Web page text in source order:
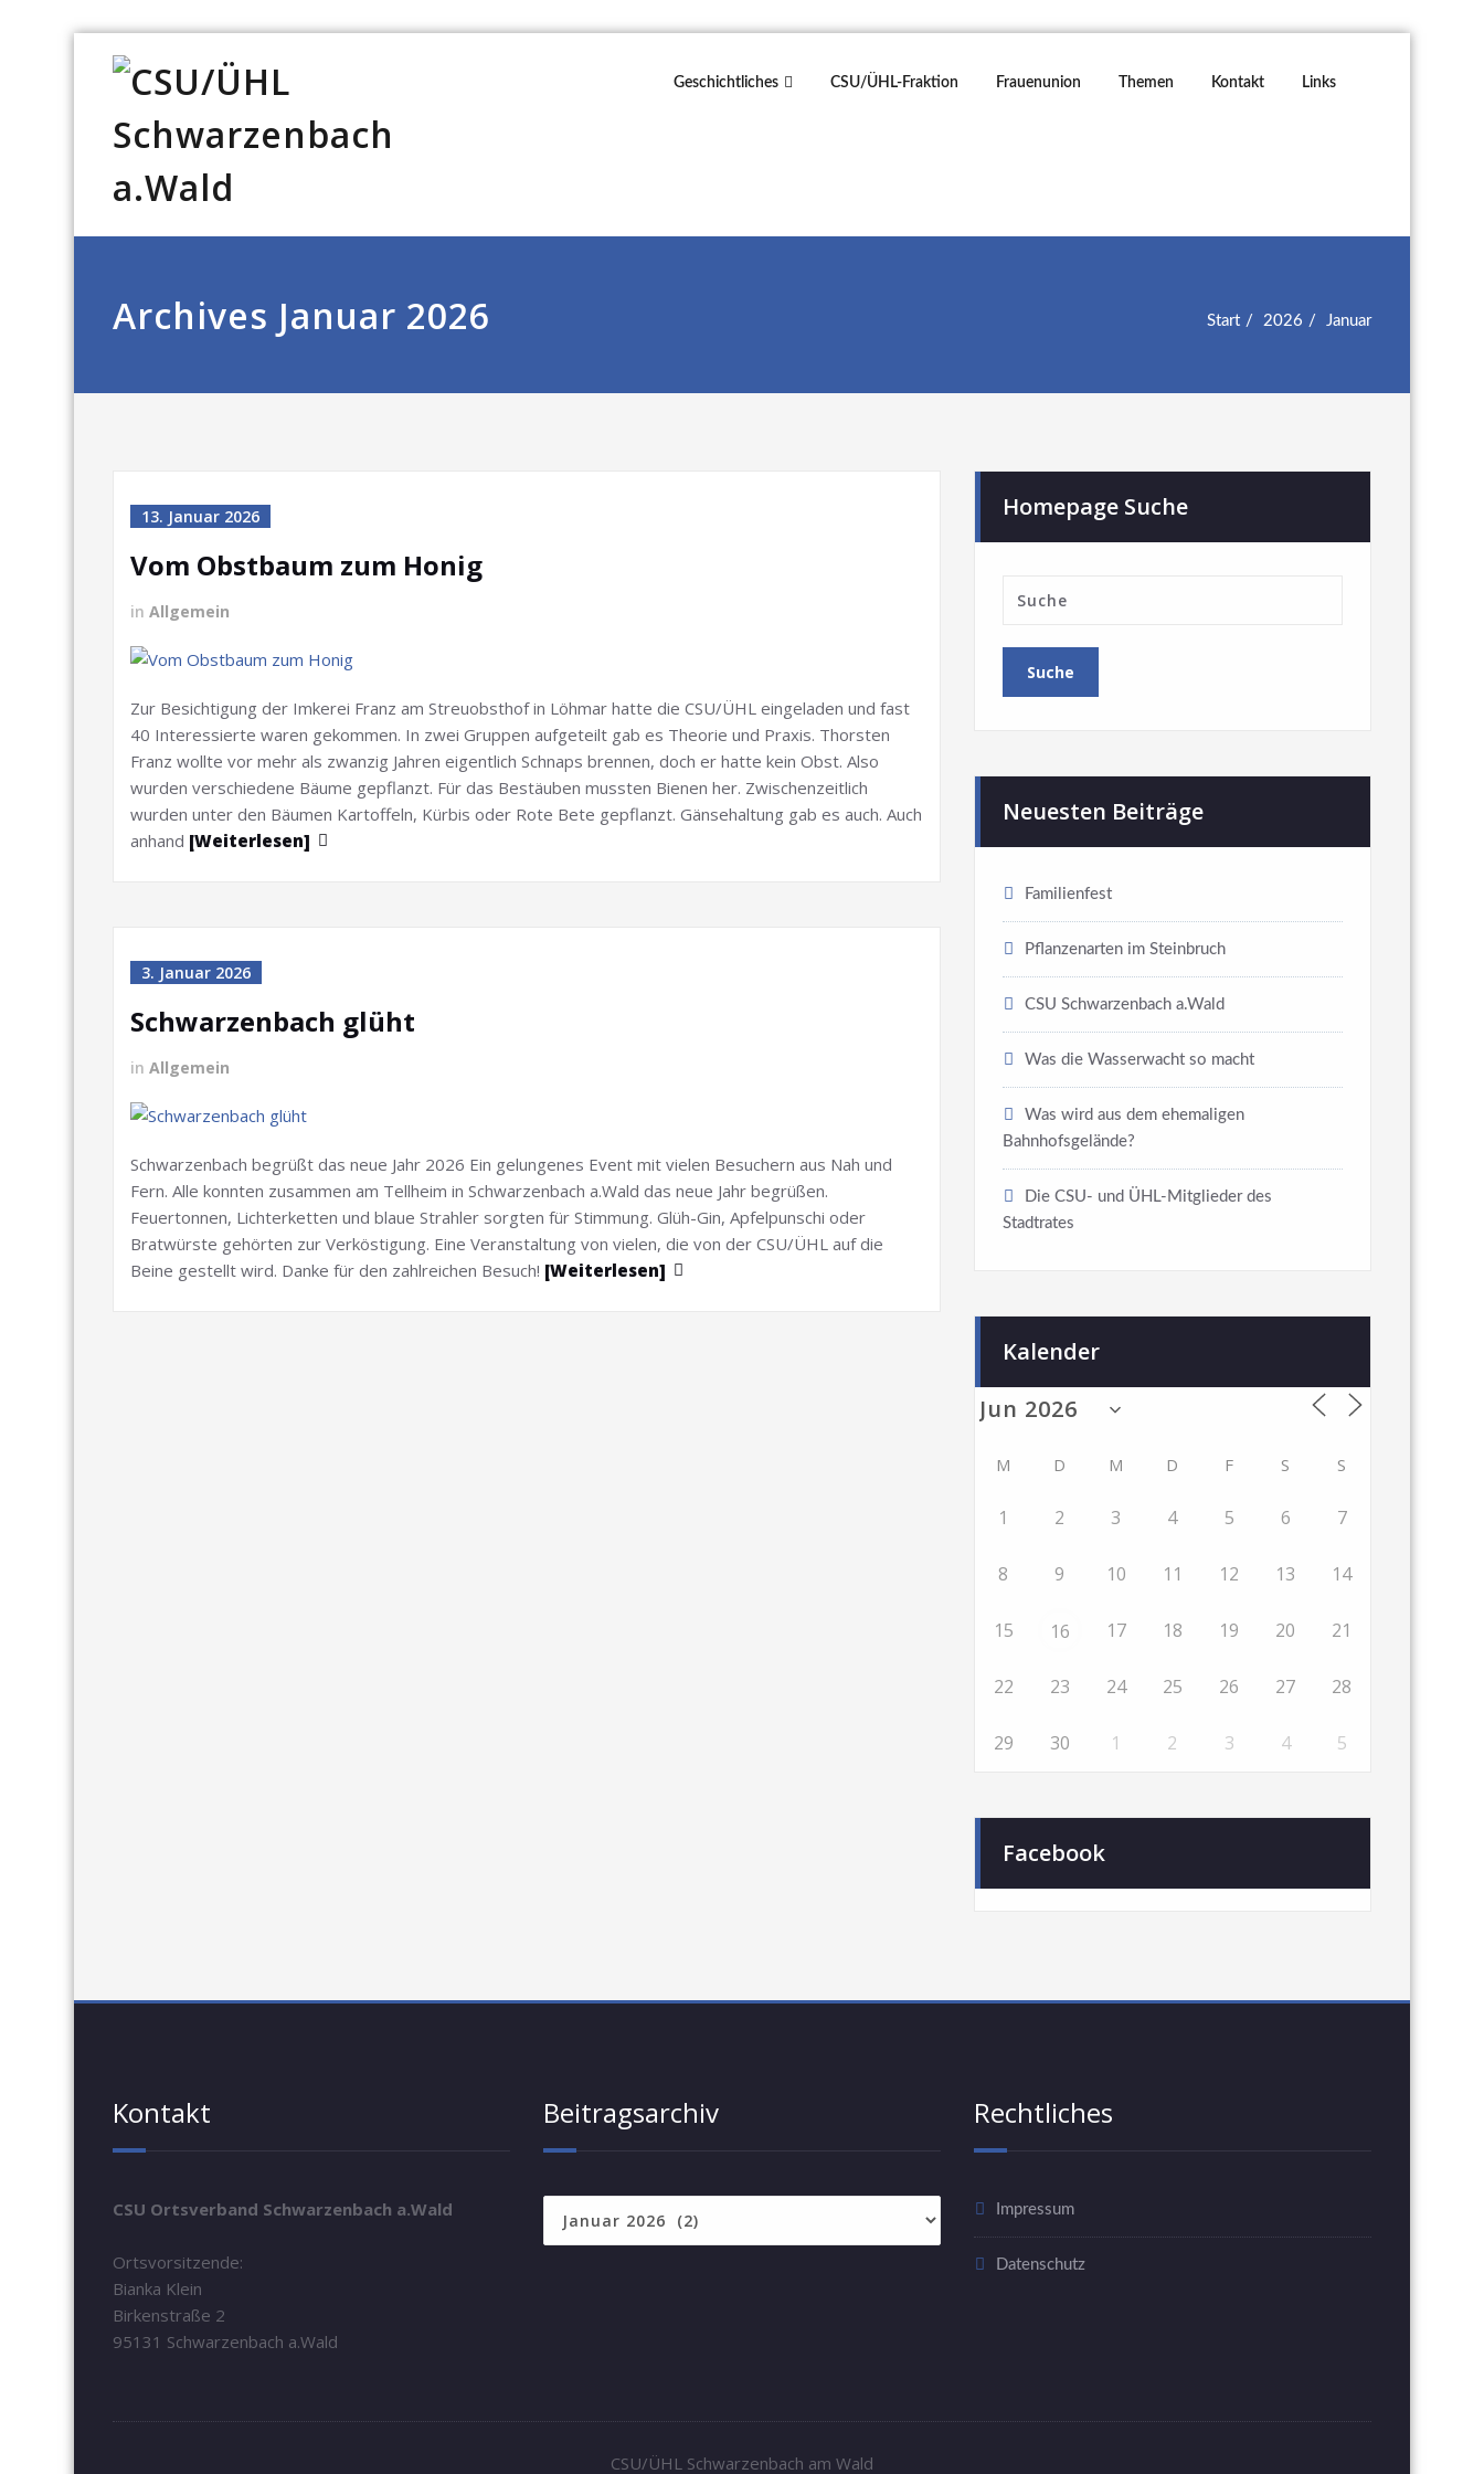
Geschichtliches CSU/ÜHL-Fraktion Frauenunion Themen Kontakt Links
Archives Januar 2026 Start 2026 Januar
13. Januar 2026
Vom Obstbaum zum Honig
in Allgemein
Zur Besichtigung der Imkerei Franz am Streuobsthof in Löhmar hatte die CSU/ÜHL eingeladen und fast
40 Interessierte waren gekommen. In zwei Gruppen aufgeteilt gab es Theorie und Praxis. Thorsten
Franz wollte vor mehr als zwanzig Jahren eigentlich Schnaps brennen, doch er hatte kein Obst. Also
wurden verschiedene Bäume gepflanzt. Für das Bestäuben mussten Bienen her. Zwischenzeitlich
wurden unter den Bäumen Kartoffeln, Kürbis oder Rote Bete gepflanzt. Gänsehaltung gab es auch. Auch
anhand [Weiterlesen]
3. Januar 2026
Schwarzenbach glüht
in Allgemein
Schwarzenbach begrüßt das neue Jahr 2026 Ein gelungenes Event mit vielen Besuchern aus Nah und
Fern. Alle konnten zusammen am Tellheim in Schwarzenbach a.Wald das neue Jahr begrüßen.
Feuertonnen, Lichterketten und blaue Strahler sorgten für Stimmung. Glüh-Gin, Apfelpunschi oder
Bratwürste gehörten zur Verköstigung. Eine Veranstaltung von vielen, die von der CSU/ÜHL auf die
Beine gestellt wird. Danke für den zahlreichen Besuch! [Weiterlesen]
Homepage Suche
Neuesten Beiträge
Familienfest
Pflanzenarten im Steinbruch
CSU Schwarzenbach a.Wald
Was die Wasserwacht so macht
Was wird aus dem ehemaligen
Bahnhofsgelände?
Die CSU- und ÜHL-Mitglieder des
Stadtrates
Kalender
M D M D F S S
1 2 3 4 5 6 7
8 9 10 11 12 13 14
15 16 17 18 19 20 21
22 23 24 25 26 27 28
29 30 1 2 3 4 5
Facebook
Kontakt
CSU Ortsverband Schwarzenbach a.Wald
Ortsvorsitzende:
Bianka Klein
Birkenstraße 2
95131 Schwarzenbach a.Wald
Beitragsarchiv Rechtliches
Impressum
Datenschutz
CSU/ÜHL Schwarzenbach am Wald